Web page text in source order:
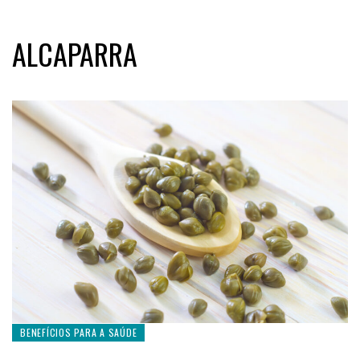
ALCAPARRA
BENEFÍCIOS PARA A SAÚDE